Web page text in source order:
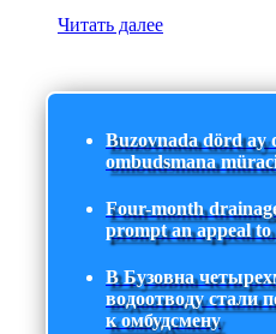
Читать далее
Buzovnada dörd ay
ombudsmana
Four-month
prompt an appeal to
В Бузовна
водоотводу стали
к омбудсмену